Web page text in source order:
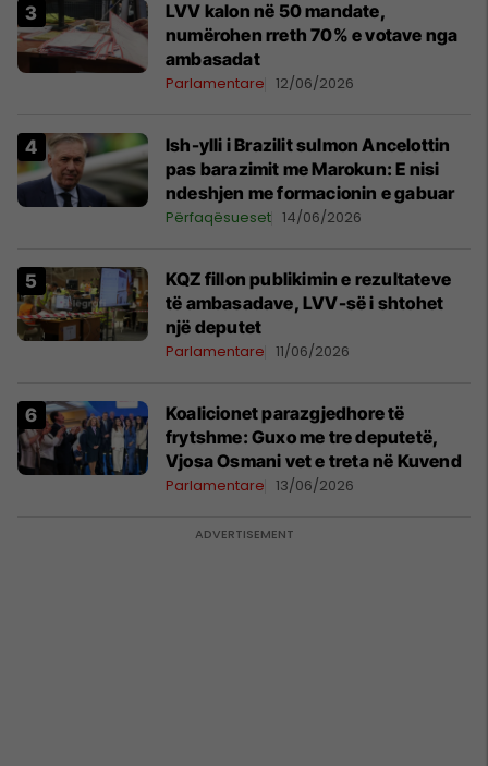
LVV kalon në 50 mandate,
numërohen rreth 70% e votave nga
ambasadat
Parlamentare 12/06/2026
Ish-ylli i Brazilit sulmon Ancelottin
pas barazimit me Marokun: E nisi
ndeshjen me formacionin e gabuar
Përfaqësueset 14/06/2026
KQZ fillon publikimin e rezultateve
të ambasadave, LVV-së i shtohet
një deputet
Parlamentare 11/06/2026
Koalicionet parazgjedhore të
frytshme: Guxo me tre deputetë,
Vjosa Osmani vet e treta në Kuvend
Parlamentare 13/06/2026